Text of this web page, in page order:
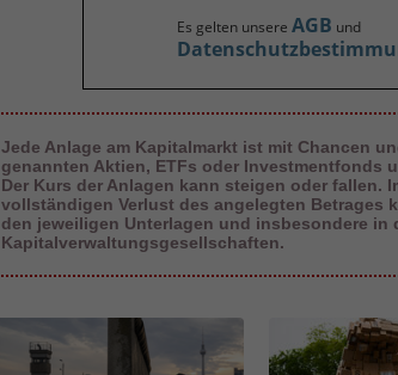
Es gelten unsere AGB und
Jede Anlage am Kapitalmarkt ist mit Chancen
genannten Aktien, ETFs oder Investmentfonds
Der Kurs der Anlagen kann steigen oder fallen.
vollständigen Verlust des angelegten Betrages
den jeweiligen Unterlagen und insbesondere in
Kapitalverwaltungsgesellschaften.